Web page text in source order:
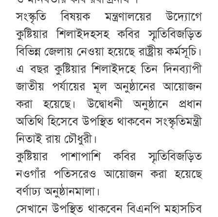
সংস্কৃতি বিষয়ক মন্ত্রণালয়ের উদ্যোগে
কুষ্টিয়ার শিলাইদহসহ কবির স্মৃতিবিজড়িত
বিভিন্ন জেলায় নেওয়া হয়েছে রাষ্ট্রীয় কর্মসূচি।
এ বছর কুষ্টিয়ার শিলাইদহে তিন দিনব্যাপী
জাতীয় পর্যায়ের মূল অনুষ্ঠানের আয়োজন
করা হয়েছে। উদ্বোধনী অনুষ্ঠানে প্রধান
অতিথি হিসেবে উপস্থিত থাকবেন সংস্কৃতিমন্ত্রী
নিতাই রায় চৌধুরী।
কুষ্টিয়ার পাশাপাশি কবির স্মৃতিবিজড়িত
নওগাঁর পতিসরেও আয়োজন করা হয়েছে
বর্ণাঢ্য অনুষ্ঠানমালা।
সেখানে উপস্থিত থাকবেন বিএনপি মহাসচিব